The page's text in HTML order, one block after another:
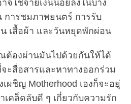
จใช้จ่ายเงินน้อยลงในบาง
การชมภาพยนตร์ การรับ
เสื้อผ้า และวันหยุดพักผ่อน
องผ่านมันไปด้วยกันให้ได้
ะสื่อสารและหาทางออกร่วม
ผชิญ Motherhood เองก็จะอยู่
เคล็ดลับดี ๆ เกี่ยวกับความรัก